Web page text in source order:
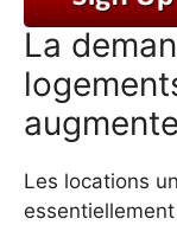
La
augmente
Les locations